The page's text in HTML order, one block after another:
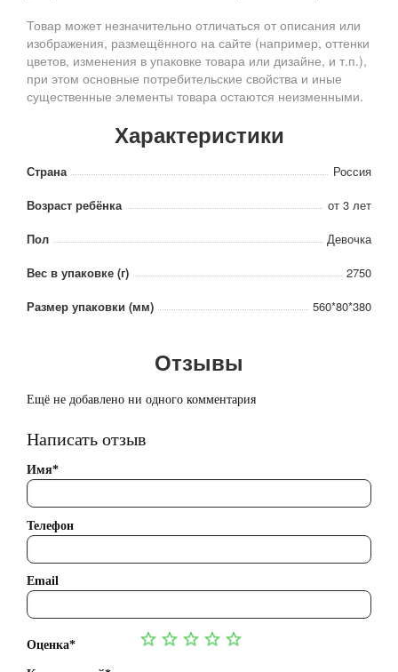
Товар может незначительно отличаться от описания или
изображения, размещённого на сайте (например, оттенки
цветов, изменения в упаковке товара или дизайне, и т.п.),
при этом основные потребительские свойства и иные
существенные элементы товара остаются неизменными.
Характеристики
Страна
Россия
Возраст ребёнка
от 3 лет
Пол
Девочка
Вес в упаковке (г)
2750
Размер упаковки (мм)
560*80*380
Отзывы
Ещё не добавлено ни одного комментария
Написать отзыв
Имя*
Телефон
Email
Оценка*